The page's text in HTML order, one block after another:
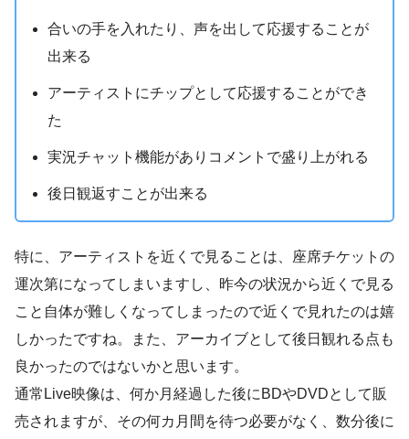
合いの手を入れたり、声を出して応援することが
出来る
アーティストにチップとして応援することができ
た
実況チャット機能がありコメントで盛り上がれる
後日観返すことが出来る
特に、アーティストを近くで見ることは、座席チケットの
運次第になってしまいますし、昨今の状況から近くで見る
こと自体が難しくなってしまったので近くで見れたのは嬉
しかったですね。また、アーカイブとして後日観れる点も
良かったのではないかと思います。
通常Live映像は、何か月経過した後にBDやDVDとして販
売されますが、その何カ月間を待つ必要がなく、数分後に